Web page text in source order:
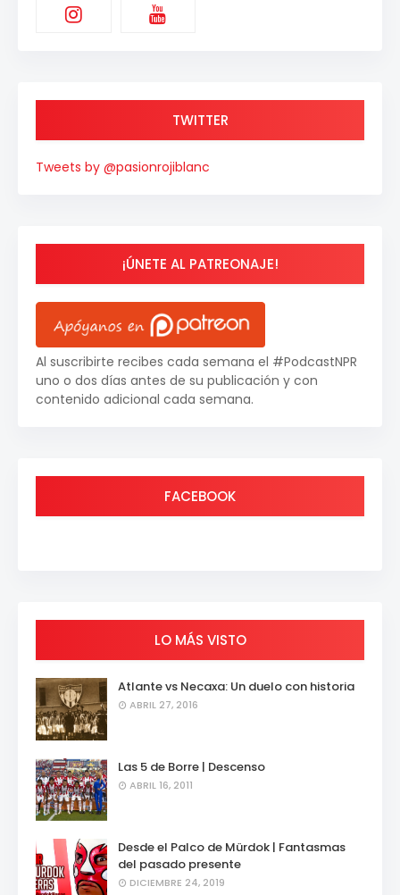
TWITTER
Tweets by @pasionrojiblanc
¡ÚNETE AL PATREONAJE!
Al suscribirte recibes cada semana el #PodcastNPR
uno o dos días antes de su publicación y con
contenido adicional cada semana.
FACEBOOK
LO MÁS VISTO
Atlante vs Necaxa: Un duelo con historia
ABRIL 27, 2016
Las 5 de Borre | Descenso
ABRIL 16, 2011
Desde el Palco de Mürdok | Fantasmas
del pasado presente
DICIEMBRE 24, 2019